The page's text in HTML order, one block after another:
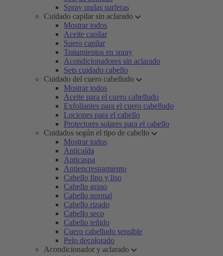
Spray ondas surferas
Cuidado capilar sin aclarado
Mostrar todos
Aceite capilar
Suero capilar
Tratamientos en spray
Acondicionadores sin aclarado
Sets cuidado cabello
Cuidado del cuero cabelludo
Mostrar todos
Aceite para el cuero cabelludo
Exfoliantes para el cuero cabelludo
Lociones para el cabello
Protectores solares para el cabello
Cuidados según el tipo de cabello
Mostrar todos
Anticaída
Anticaspa
Antiencrespamiento
Cabello fino y liso
Cabello graso
Cabello normal
Cabello rizado
Cabello seco
Cabello teñido
Cuero cabelludo sensible
Pelo decolorado
Acondicionador y aclarado